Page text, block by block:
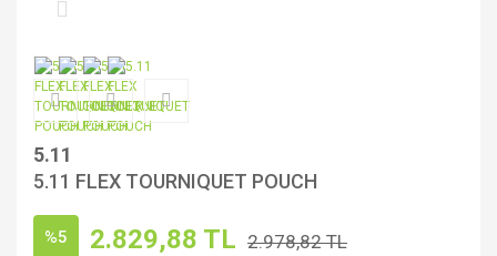
5.11
5.11 FLEX TOURNIQUET POUCH
%5 2.829,88 TL 2.978,82 TL